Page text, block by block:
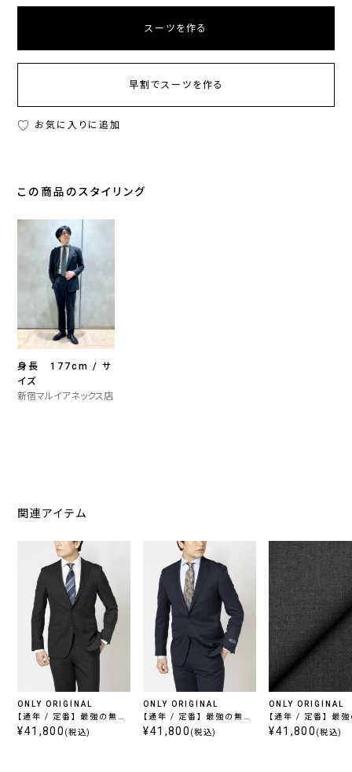
スーツを作る
早割でスーツを作る
お気に入りに追加
この商品のスタイリング
身長 177cm / サ
イズ
新宿マルイアネックス店
関連アイテム
ONLY ORIGINAL
【通年 / 定番】 最強の無地
/ ブラック
¥41,800 (税込)
ONLY ORIGINAL
【通年 / 定番】 最強の無地
/ ネイビー
¥41,800 (税込)
ONLY ORIGINAL
【通年 / 定番】 最
/ グレー
¥41,800 (税込)